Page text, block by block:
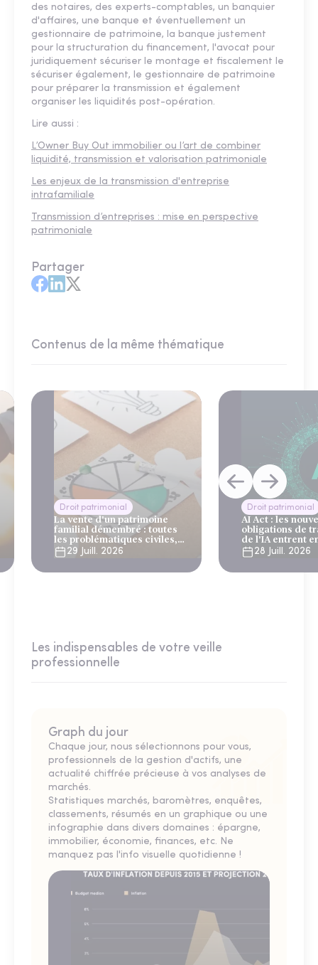
des notaires, des experts-comptables, un banquier
d'affaires, une banque et éventuellement un
gestionnaire de patrimoine, la banque justement
pour la structuration du financement, l'avocat pour
juridiquement sécuriser le montage et fiscalement le
sécuriser également, le gestionnaire de patrimoine
pour préparer la transmission et également
organiser les liquidités post-opération.
Lire aussi :
L’Owner Buy Out immobilier ou l’art de combiner
liquidité, transmission et valorisation patrimoniale
Les enjeux de la transmission d'entreprise
intrafamiliale
Transmission d’entreprises : mise en perspective
patrimoniale
Partager
Contenus de la même thématique
Droit patrimonial
La vente d'un patrimoine
familial démembré : toutes
les problématiques civiles,
fiscales et successorales
29 Juill. 2026
Droit patrimonial
AI Act : les
obligations de
de l'IA entrent
août 2026
28 Juill. 2026
Les indispensables de votre veille
professionnelle
Graph du jour
Chaque jour, nous sélectionnons pour vous,
professionnels de la gestion d'actifs, une
actualité chiffrée précieuse à vos analyses de
marchés.
Statistiques marchés, baromètres, enquêtes,
classements, résumés en un graphique ou une
infographie dans divers domaines : épargne,
immobilier, économie, finances, etc. Ne
manquez pas l'info visuelle quotidienne !